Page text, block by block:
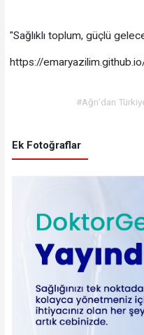
"Sağlıklı toplum, güçlü
https://
#Ağrı’dan
Ek Fotoğraflar